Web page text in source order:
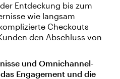
Entdeckung bis zum
wie langsam
Checkouts
den Abschluss von
und Omnichannel-
Engagement und die